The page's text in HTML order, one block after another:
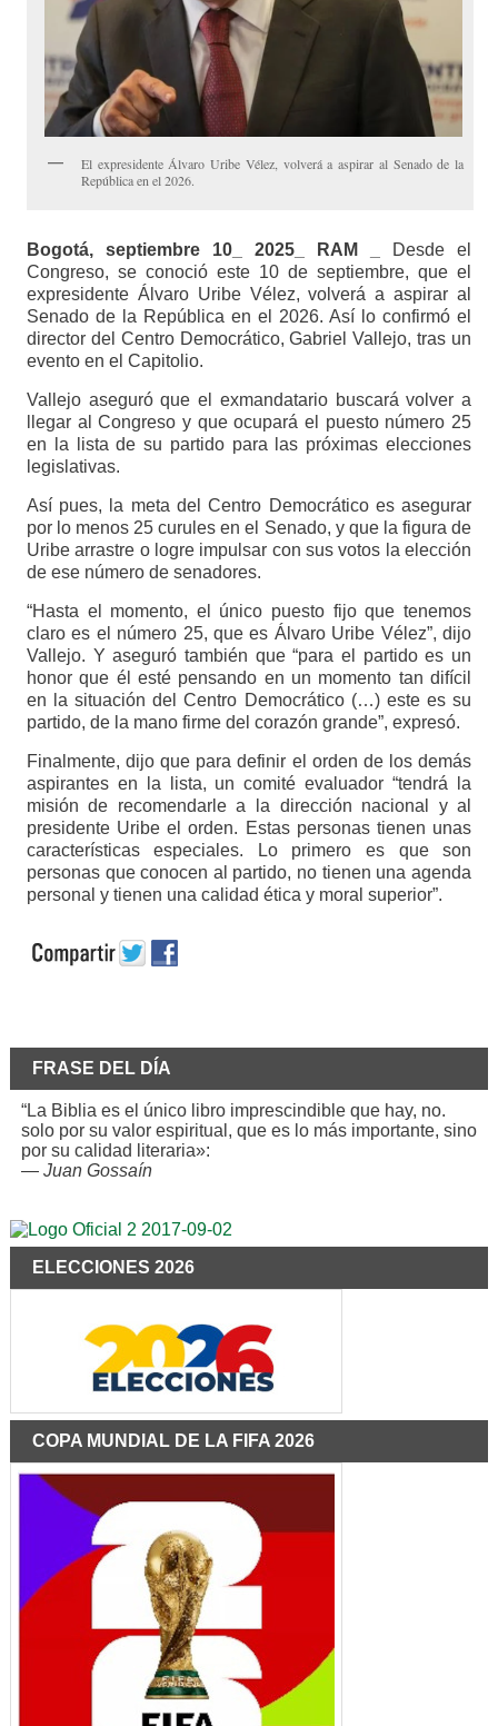
El expresidente Álvaro Uribe Vélez, volverá a aspirar al Senado de la
República en el 2026.
Bogotá, septiembre 10_ 2025_ RAM _
Desde el
Congreso, se conoció este 10 de septiembre, que el
expresidente Álvaro Uribe Vélez, volverá a aspirar al
Senado de la República en el 2026. Así lo confirmó el
director del Centro Democrático, Gabriel Vallejo, tras un
evento en el Capitolio.
Vallejo aseguró que el exmandatario buscará volver a
llegar al Congreso y que ocupará el puesto número 25
en la lista de su partido para las próximas elecciones
legislativas.
Así pues, la meta del Centro Democrático es asegurar
por lo menos 25 curules en el Senado, y que la figura de
Uribe arrastre o logre impulsar con sus votos la elección
de ese número de senadores.
“Hasta el momento, el único puesto fijo que tenemos
claro es el número 25, que es Álvaro Uribe Vélez”, dijo
Vallejo. Y aseguró también que “para el partido es un
honor que él esté pensando en un momento tan difícil
en la situación del Centro Democrático (…) este es su
partido, de la mano firme del corazón grande”, expresó.
Finalmente, dijo que para definir el orden de los demás
aspirantes en la lista, un comité evaluador “tendrá la
misión de recomendarle a la dirección nacional y al
presidente Uribe el orden. Estas personas tienen unas
características especiales. Lo primero es que son
personas que conocen al partido, no tienen una agenda
personal y tienen una calidad ética y moral superior”.
FRASE DEL DÍA
“La Biblia es el único libro imprescindible que hay, no.
solo por su valor espiritual, que es lo más importante, sino
por su calidad literaria»:
— Juan Gossaín
ELECCIONES 2026
COPA MUNDIAL DE LA FIFA 2026